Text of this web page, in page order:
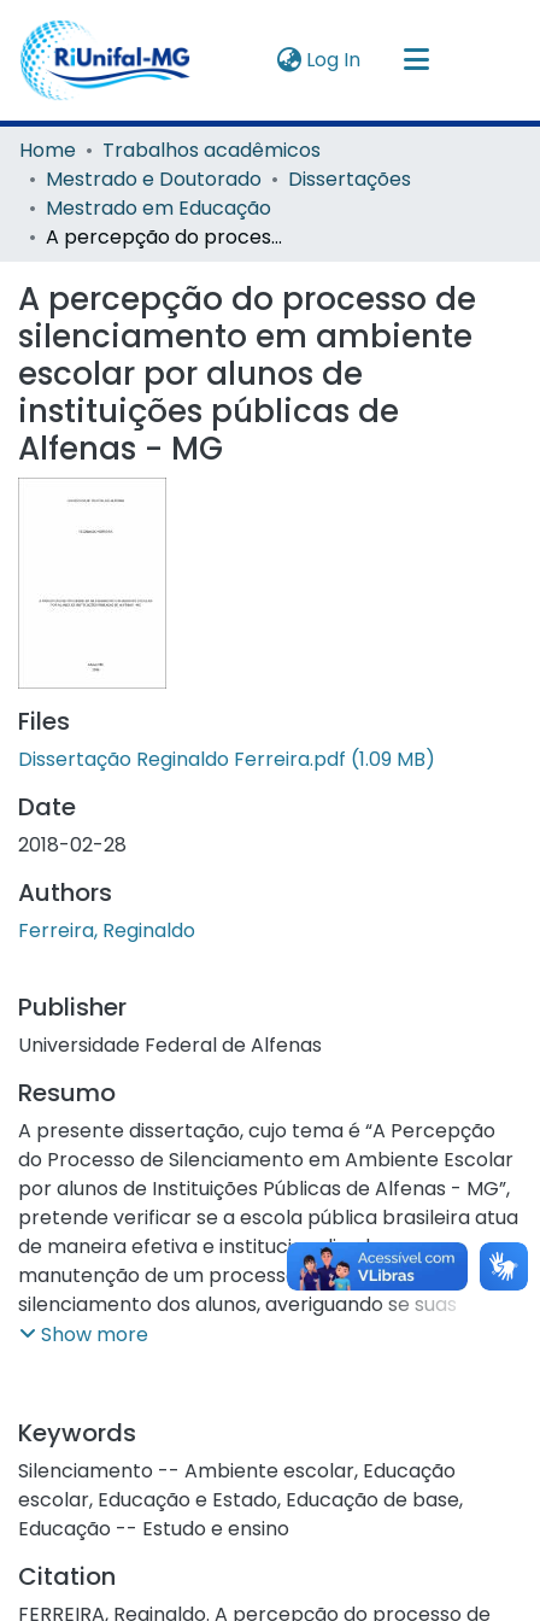
Log In(current)
Navigate by
Instructions
About
Home
Trabalhos acadêmicos
Mestrado e Doutorado
Dissertações
Mestrado em Educação
A percepção do processo de silenciamento em ambiente escolar por alunos de instituições públicas de Alfenas - MG
A percepção do processo de
silenciamento em ambiente
escolar por alunos de
instituições públicas de
Alfenas - MG
Files
Dissertação Reginaldo Ferreira.pdf (1.09 MB)
Date
2018-02-28
Authors
Ferreira, Reginaldo
Publisher
Universidade Federal de Alfenas
Resumo
A presente dissertação, cujo tema é “A Percepção
do Processo de Silenciamento em Ambiente Escolar
por alunos de Instituições Públicas de Alfenas - MG”,
pretende verificar se a escola pública brasileira atua
de maneira efetiva e institucionalizada para a
manutenção de um processo oficioso de
silenciamento dos alunos, averiguando se suas
práticas são dialógicas ou monológicas. Entende-se,
uma dialogia real. O que nossa experiência como
educador tem atestado, porém, é que, muitas vezes,
os alunos são silenciados sob a alegação da
autoridade do professor ou da manutenção da
hierarquia escolar que, em seu exercício do poder
com amparo institucional, apenas estabelece
padrões que os alunos devem seguir, não havendo
Show more
Keywords
Silenciamento -- Ambiente escolar, Educação
escolar, Educação e Estado, Educação de base,
Educação -- Estudo e ensino
Citation
FERREIRA, Reginaldo. A percepção do processo de